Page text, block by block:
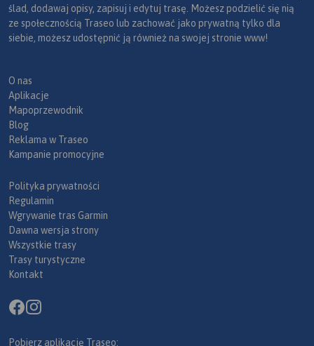
ślad, dodawaj opisy, zapisuj i edytuj trasę. Możesz podzielić się nią
ze społecznością Traseo lub zachować jako prywatną tylko dla
siebie, możesz udostępnić ją również na swojej stronie www!
O nas
Aplikacje
Mapoprzewodnik
Blog
Reklama w Traseo
Kampanie promocyjne
Polityka prywatności
Regulamin
Wgrywanie tras Garmin
Dawna wersja strony
Wszystkie trasy
Trasy turystyczne
Kontakt
Pobierz aplikację Traseo: